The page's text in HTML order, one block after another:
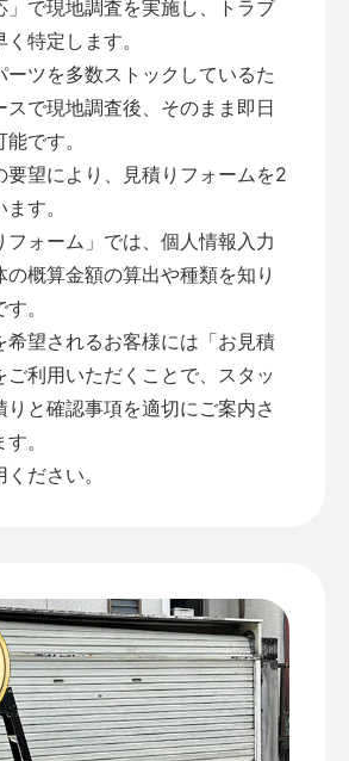
」で現地調査を実施し、トラブ
特定します。
ーツを多数ストックしているた
スで現地調査後、そのまま即日
です。
要望により、見積りフォームを2
す。
フォーム 」では、個人情報入力
の概算金額の算出や種類を知り
。
希望されるお客様には「お見積
ご利用いただくことで、スタッ
りと確認事項を適切にご案内さ
。
ださい。